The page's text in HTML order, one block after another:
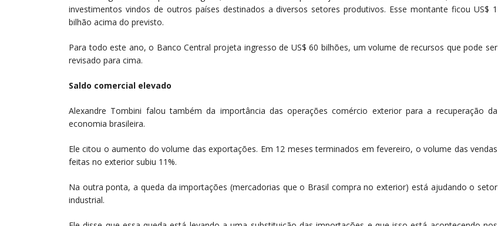
investimentos vindos de outros países destinados a diversos setores produtivos. Esse montante ficou US$ 1
bilhão acima do previsto.
Para todo este ano, o Banco Central projeta ingresso de US$ 60 bilhões, um volume de recursos que pode ser
revisado para cima.
Saldo comercial elevado
Alexandre Tombini falou também da importância das operações comércio exterior para a recuperação da
economia brasileira.
Ele citou o aumento do volume das exportações. Em 12 meses terminados em fevereiro, o volume das vendas
feitas no exterior subiu 11%.
Na outra ponta, a queda da importações (mercadorias que o Brasil compra no exterior) está ajudando o setor
industrial.